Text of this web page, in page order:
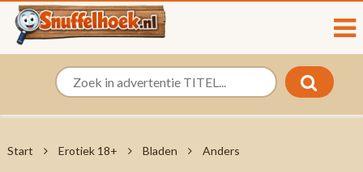
Start Erotiek 18+ Bladen Anders